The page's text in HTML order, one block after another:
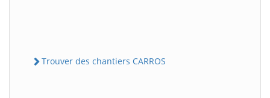
Trouver des chantiers CARROS